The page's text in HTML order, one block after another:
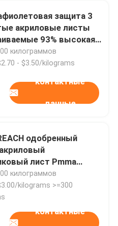
защита 3
акриловые листы
93% высокая
килограммов
- $3.50/kilograms
контактные
данные
одобренный
лист Pmma
лист 1100x2440 мм
килограммов
kilograms >=300
контактные